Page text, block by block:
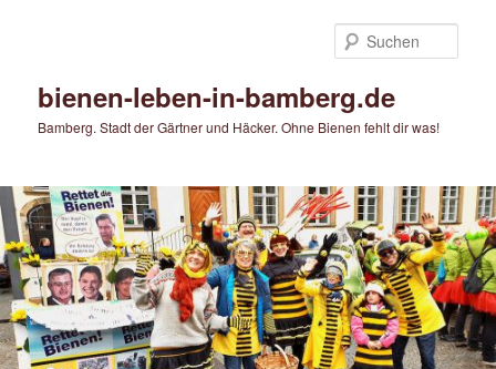
bienen-leben-in-bamberg.de
Bamberg. Stadt der Gärtner und Häcker. Ohne Bienen fehlt dir was!